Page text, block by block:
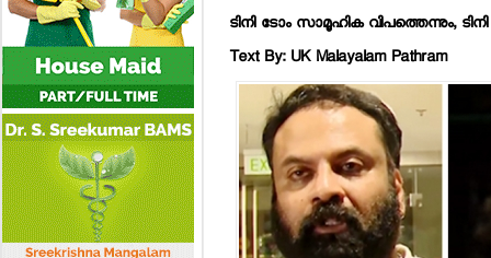
ടിനി ടോം സാമൂഹിക വിപത്തെന്നും,
Text By: UK Malayalam Pathram